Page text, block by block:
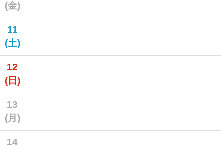
(金)
11
(土)
12
(日)
13
(月)
14